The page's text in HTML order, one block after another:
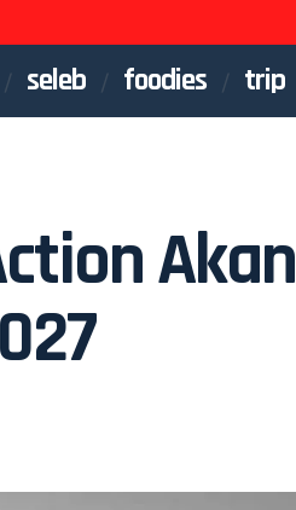
seleb foodies trip
Akan